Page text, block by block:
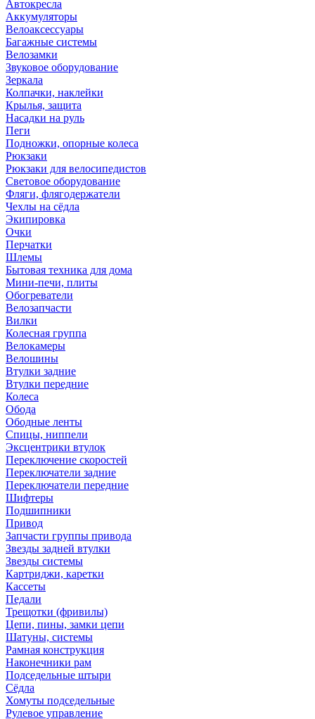
Автокресла
Аккумуляторы
Велоаксессуары
Багажные системы
Велозамки
Звуковое оборудование
Зеркала
Колпачки, наклейки
Крылья, защита
Насадки на руль
Пеги
Подножки, опорные колеса
Рюкзаки
Рюкзаки для велосипедистов
Световое оборудование
Фляги, флягодержатели
Чехлы на сёдла
Экипировка
Очки
Перчатки
Шлемы
Бытовая техника для дома
Мини-печи, плиты
Обогреватели
Велозапчасти
Вилки
Колесная группа
Велокамеры
Велошины
Втулки задние
Втулки передние
Колеса
Обода
Ободные ленты
Спицы, ниппели
Эксцентрики втулок
Переключение скоростей
Переключатели задние
Переключатели передние
Шифтеры
Подшипники
Привод
Запчасти группы привода
Звезды задней втулки
Звезды системы
Картриджи, каретки
Кассеты
Педали
Трещотки (фривилы)
Цепи, пины, замки цепи
Шатуны, системы
Рамная конструкция
Наконечники рам
Подседельные штыри
Сёдла
Хомуты подседельные
Рулевое управление